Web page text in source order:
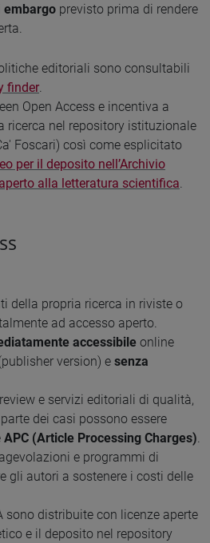
embargo previsto prima di rendere
editoriali sono consultabili
finder
Open Access e incentiva a
ricerca nel repository istituzionale
Foscari) così come esplicitato
per il deposito nell’Archivio
alla letteratura scientifica
della propria ricerca in riviste o
ad accesso aperto.
accessibile online
version) e senza
e servizi editoriali di qualità,
dei casi possono essere
APC (Article Processing Charges).
e programmi di
gli autori a sostenere i costi delle
sono distribuite con licenze aperte
e il deposito nel repository